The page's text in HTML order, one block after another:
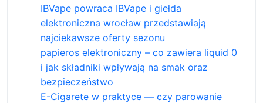
IBVape powraca IBVape i giełda
elektroniczna wrocław przedstawiają
najciekawsze oferty sezonu
papieros elektroniczny – co zawiera liquid 0
i jak składniki wpływają na smak oraz
bezpieczeństwo
E-Cigarete w praktyce — czy parowanie